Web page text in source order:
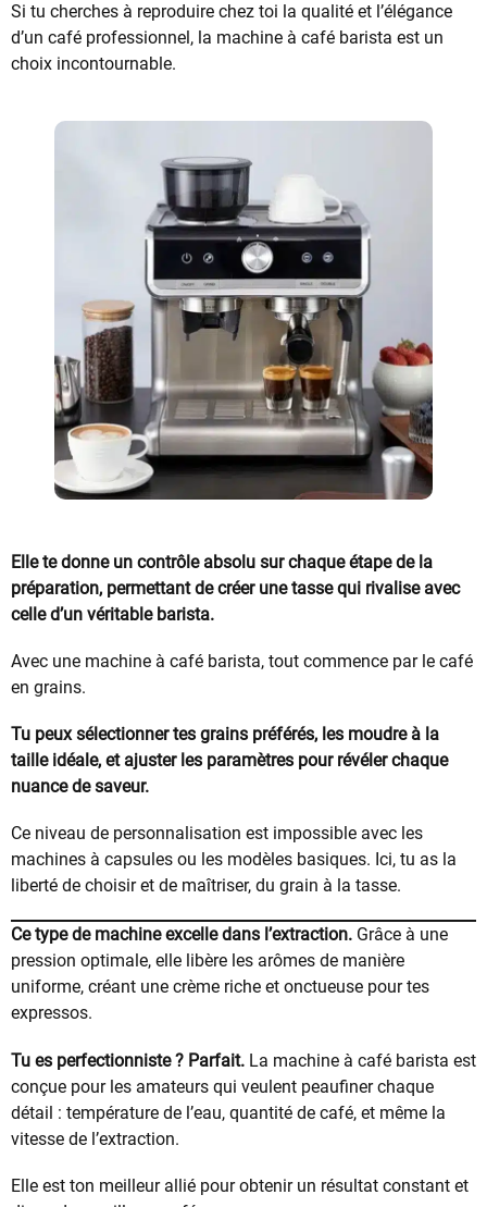
Si tu cherches à reproduire chez toi la qualité et l’élégance
d’un café professionnel, la machine à café barista est un
choix incontournable.
Elle te donne un contrôle absolu sur chaque étape de la
préparation, permettant de créer une tasse qui rivalise avec
celle d’un véritable barista.
Avec une machine à café barista, tout commence par le café
en grains.
Tu peux sélectionner tes grains préférés, les moudre à la
taille idéale, et ajuster les paramètres pour révéler chaque
nuance de saveur.
Ce niveau de personnalisation est impossible avec les
machines à capsules ou les modèles basiques. Ici, tu as la
liberté de choisir et de maîtriser, du grain à la tasse.
Ce type de machine excelle dans l’extraction. Grâce à une
pression optimale, elle libère les arômes de manière
uniforme, créant une crème riche et onctueuse pour tes
expressos.
Tu es perfectionniste ? Parfait. La machine à café barista est
conçue pour les amateurs qui veulent peaufiner chaque
détail : température de l’eau, quantité de café, et même la
vitesse de l’extraction.
Elle est ton meilleur allié pour obtenir un résultat constant et